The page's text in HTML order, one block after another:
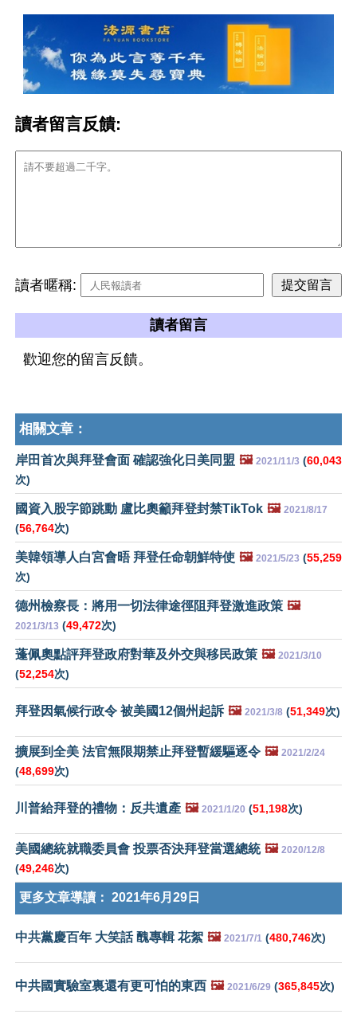
讀者留言反饋:
讀者暱稱:
讀者留言
歡迎您的留言反饋。
相關文章：
岸田首次與拜登會面 確認強化日美同盟 🖼️ 2021/11/3 (60,043
次)
國資入股字節跳動 盧比奧籲拜登封禁TikTok 🖼️ 2021/8/17
(56,764次)
美韓領導人白宮會晤 拜登任命朝鮮特使 🖼️ 2021/5/23 (55,259
次)
德州檢察長：將用一切法律途徑阻拜登激進政策 🖼️
2021/3/13 (49,472次)
蓬佩奧點評拜登政府對華及外交與移民政策 🖼️ 2021/3/10
(52,254次)
拜登因氣候行政令 被美國12個州起訴 🖼️ 2021/3/8 (51,349次)
擴展到全美 法官無限期禁止拜登暫緩驅逐令 🖼️ 2021/2/24
(48,699次)
川普給拜登的禮物：反共遺產 🖼️ 2021/1/20 (51,198次)
美國總統就職委員會 投票否決拜登當選總統 🖼️ 2020/12/8
(49,246次)
更多文章導讀： 2021年6月29日
中共黨慶百年 大笑話 醜專輯 花絮 🖼️ 2021/7/1 (480,746次)
中共國實驗室裏還有更可怕的東西 🖼️ 2021/6/29 (365,845次)